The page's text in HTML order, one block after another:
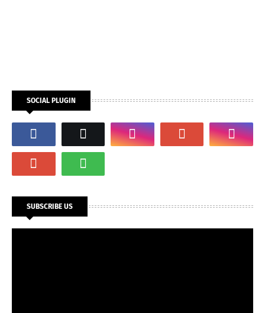
SOCIAL PLUGIN
SUBSCRIBE US